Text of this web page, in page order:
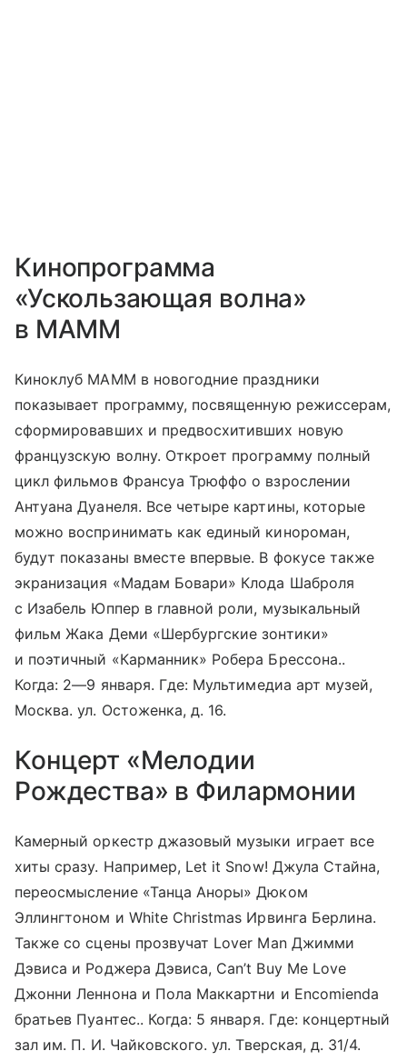
Кинопрограмма
«Ускользающая волна»
в МАММ
Киноклуб МАММ в новогодние праздники
показывает программу, посвященную режиссерам,
сформировавших и предвосхитивших новую
французскую волну. Откроет программу полный
цикл фильмов Франсуа Трюффо о взрослении
Антуана Дуанеля. Все четыре картины, которые
можно воспринимать как единый кинороман,
будут показаны вместе впервые. В фокусе также
экранизация «Мадам Бовари» Клода Шаброля
с Изабель Юппер в главной роли, музыкальный
фильм Жака Деми «Шербургские зонтики»
и поэтичный «Карманник» Робера Брессона..
Когда: 2—9 января. Где: Мультимедиа арт музей,
Москва. ул. Остоженка, д. 16.
Концерт «Мелодии
Рождества» в Филармонии
Камерный оркестр джазовый музыки играет все
хиты сразу. Например, Let it Snow! Джула Стайна,
переосмысление «Танца Аноры» Дюком
Эллингтоном и White Christmas Ирвинга Берлина.
Также со сцены прозвучат Lover Man Джимми
Дэвиса и Роджера Дэвиса, Can’t Buy Me Love
Джонни Леннона и Пола Маккартни и Encomienda
братьев Пуантес.. Когда: 5 января. Где: концертный
зал им. П. И. Чайковского. ул. Тверская, д. 31/4.